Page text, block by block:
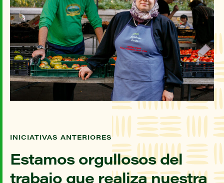
INICIATIVAS ANTERIORES
Estamos orgullosos del
trabajo que realiza nuestra